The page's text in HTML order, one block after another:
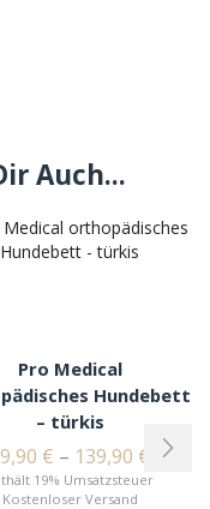
Auch...
Pro Medical
Hundebett
– türkis
€ – 139,90 €
19% Umsatzsteuer
Kostenloser Versand